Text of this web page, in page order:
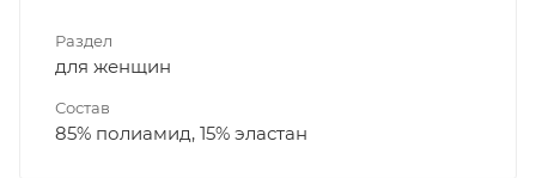
Раздел
для женщин
Состав
85% полиамид, 15% эластан